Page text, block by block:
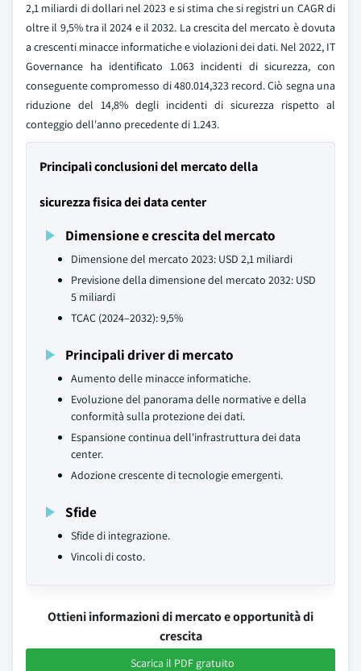
2,1 miliardi di dollari nel 2023 e si stima che si registri un CAGR di
oltre il 9,5% tra il 2024 e il 2032. La crescita del mercato è dovuta
a crescenti minacce informatiche e violazioni dei dati. Nel 2022, IT
Governance ha identificato 1.063 incidenti di sicurezza, con
conseguente compromesso di 480.014,323 record. Ciò segna una
riduzione del 14,8% degli incidenti di sicurezza rispetto al
conteggio dell'anno precedente di 1.243.
Principali conclusioni del mercato della
sicurezza fisica dei data center
Dimensione e crescita del mercato
Dimensione del mercato 2023: USD 2,1 miliardi
Previsione della dimensione del mercato 2032: USD
5 miliardi
TCAC (2024–2032): 9,5%
Principali driver di mercato
Aumento delle minacce informatiche.
Evoluzione del panorama delle normative e della
conformità sulla protezione dei dati.
Espansione continua dell'infrastruttura dei data
center.
Adozione crescente di tecnologie emergenti.
Sfide
Sfide di integrazione.
Vincoli di costo.
Ottieni informazioni di mercato e opportunità di
crescita
Scarica il PDF gratuito